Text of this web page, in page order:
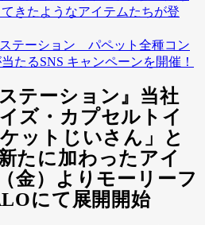
きたようなアイテムたちが登
テーション パペット全種コン
たるSNS キャンペーンを開催！
テーション』当社
ズ・カプセルトイ
ットじいさん」と
たに加わったアイ
金）よりモーリーフ
にて展開開始